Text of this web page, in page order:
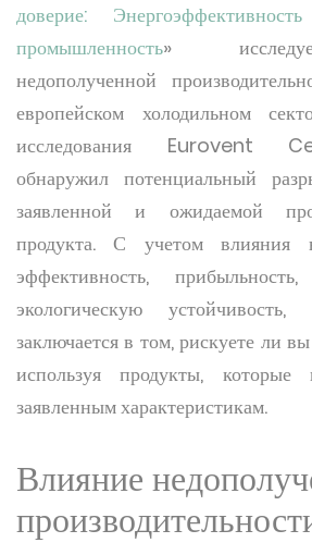
доверие:
промышленность»
недополученной
европейском холодильном
исследования Eurovent
обнаружил потенциальный
заявленной и ожидаемой
продукта. С учетом влияния
эффективность,
экологическую
заключается в том, рискуете ли
используя продукты, которые
заявленным характеристикам.
Влияние